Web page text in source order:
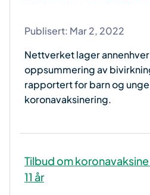
Publisert: Mar 2, 2022
Nettverket lager
oppsummering av
rapportert for barn og
koronavaksinering.
Tilbud om
11 år